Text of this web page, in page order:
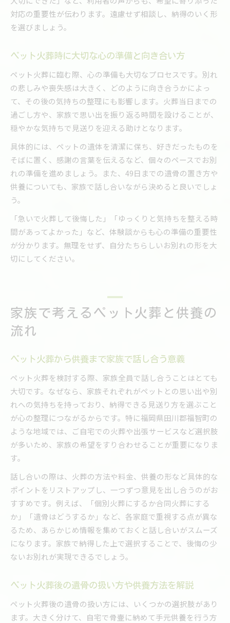
対応の重要性が伝わります。遠慮せず相談し、納得のいく形
を選びましょう。
ペット火葬時に大切な心の準備と向き合い方
ペット火葬に臨む際、心の準備も大切なプロセスです。別れ
の悲しみや喪失感は大きく、どのように向き合うかによっ
て、その後の気持ちの整理にも影響します。火葬当日までの
過ごし方や、家族で思い出を振り返る時間を設けることが、
穏やかな気持ちで見送りを迎える助けとなります。
具体的には、ペットの遺体を清潔に保ち、好きだったものを
そばに置く、感謝の言葉を伝えるなど、個々のペースでお別
れの準備を進めましょう。また、49日までの遺骨の置き方や
供養についても、家族で話し合いながら決めると良いでしょ
う。
「急いで火葬して後悔した」「ゆっくりと気持ちを整える時
間があってよかった」など、体験談からも心の準備の重要性
が分かります。無理をせず、自分たちらしいお別れの形を大
切にしてください。
家族で考えるペット火葬と供養の
流れ
ペット火葬から供養まで家族で話し合う意義
ペット火葬を検討する際、家族全員で話し合うことはとても
大切です。なぜなら、家族それぞれがペットとの思い出や別
れへの気持ちを持っており、納得できる見送り方を選ぶこと
が心の整理につながるからです。特に福岡県田川郡福智町の
ような地域では、ご自宅での火葬や出張サービスなど選択肢
が多いため、家族の希望をすり合わせることが重要になりま
す。
話し合いの際は、火葬の方法や料金、供養の形など具体的な
ポイントをリストアップし、一つずつ意見を出し合うのがお
すすめです。例えば、「個別火葬にするか合同火葬にする
か」「遺骨はどうするか」など、各家庭で重視する点が異な
るため、あらかじめ情報を集めておくと話し合いがスムーズ
になります。家族で納得した上で選択することで、後悔の少
ないお別れが実現できるでしょう。
ペット火葬後の遺骨の扱い方や供養方法を解説
ペット火葬後の遺骨の扱い方には、いくつかの選択肢があり
ます。大きく分けて、自宅で骨壷に納めて手元供養を行う方